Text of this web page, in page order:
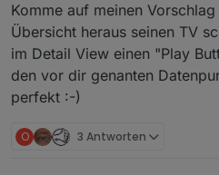
nicht ein riesiger
diesem Bereich die
sehr übersichtlich.
Bin gespannt, was
Komme auf meinen
Übersicht heraus seinen TV
im Detail View einen "Play
den vor dir genanten
perfekt :-)
O 3 Antworten